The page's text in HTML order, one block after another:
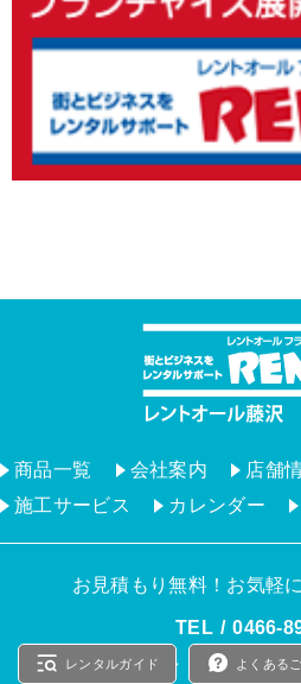
レンタルガイド よくある
商品一覧 会社案内 店舗
施工サービス
カレンダー
お見積もり無料！お気軽
TEL
9：00 ～ 17：00（土